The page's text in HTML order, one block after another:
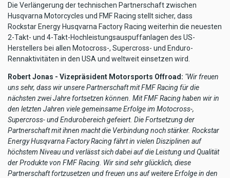
Die Verlängerung der technischen Partnerschaft zwischen
Husqvarna Motorcycles und FMF Racing stellt sicher, dass
Rockstar Energy Husqvarna Factory Racing weiterhin die neuesten
2-Takt- und 4-Takt-Hochleistungsauspuffanlagen des US-
Herstellers bei allen Motocross-, Supercross- und Enduro-
Rennaktivitäten in den USA und weltweit einsetzen wird.
Robert Jonas - Vizepräsident Motorsports Offroad: "Wir freuen
uns sehr, dass wir unsere Partnerschaft mit FMF Racing für die
nächsten zwei Jahre fortsetzen können. Mit FMF Racing haben wir in
den letzten Jahren viele gemeinsame Erfolge im Motocross-,
Supercross- und Endurobereich gefeiert. Die Fortsetzung der
Partnerschaft mit ihnen macht die Verbindung noch stärker. Rockstar
Energy Husqvarna Factory Racing fährt in vielen Disziplinen auf
höchstem Niveau und verlässt sich dabei auf die Leistung und Qualität
der Produkte von FMF Racing. Wir sind sehr glücklich, diese
Partnerschaft fortzusetzen und freuen uns auf weitere Erfolge in den